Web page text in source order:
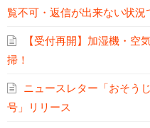
覧不可・返信が出来ない状況
【受付再開】加湿機・空
掃！
ニュースレター「おそう
号」リリース